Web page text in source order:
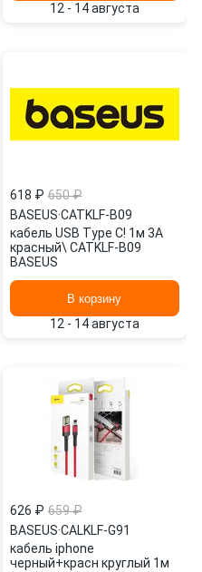
12 - 14 августа
618 ₽ 650 ₽
BASEUS·CATKLF-B09
кабель USB Type C! 1м 3A
красный\ CATKLF-B09
BASEUS
В корзину
12 - 14 августа
626 ₽ 659 ₽
BASEUS·CALKLF-G91
кабель iphone
черный+красн круглый 1м